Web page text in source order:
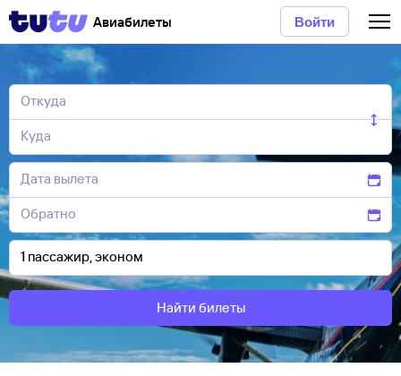
Авиабилеты Войти
Найти билеты